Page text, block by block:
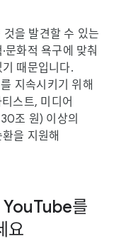
을 발견할 수 있는
문화적 욕구에 맞춰
때문입니다.
지속시키기 위해
스트, 미디어
조 원) 이상의
을 지원해
YouTube를
요